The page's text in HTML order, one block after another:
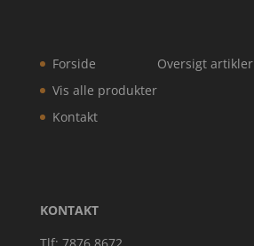
Forside
Vis alle produkter
Kontakt
Oversigt artikler
KONTAKT